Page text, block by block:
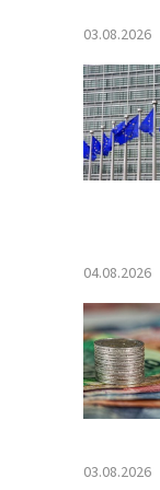
03.08.2026
04.08.2026
03.08.2026